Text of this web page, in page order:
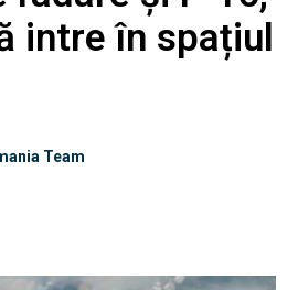
intre în spațiul
Team